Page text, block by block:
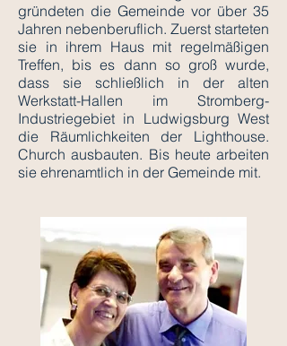
gründeten die Gemeinde vor über 35
Jahren nebenberuflich. Zuerst starteten
sie in ihrem Haus mit regelmäßigen
Treffen, bis es dann so groß wurde,
dass sie schließlich in der alten
Werkstatt-Hallen im Stromberg-
Industriegebiet in Ludwigsburg West
die Räumlichkeiten der Lighthouse.
Church ausbauten. ​Bis heute arbeiten
sie ehrenamtlich in der Gemeinde mit.